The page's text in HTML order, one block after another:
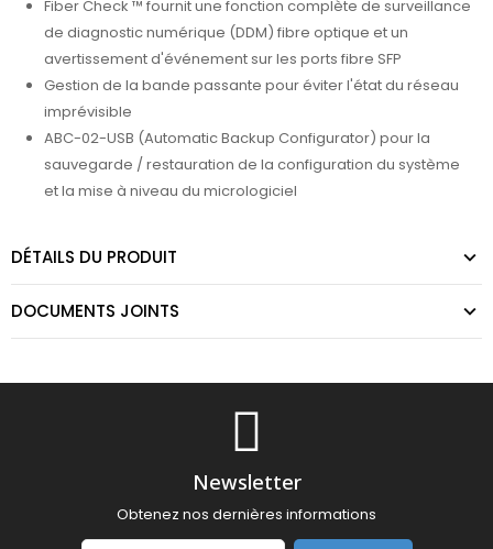
Fiber Check ™ fournit une fonction complète de surveillance
de diagnostic numérique (DDM) fibre optique et un
avertissement d'événement sur les ports fibre SFP
Gestion de la bande passante pour éviter l'état du réseau
imprévisible
ABC-02-USB (Automatic Backup Configurator) pour la
sauvegarde / restauration de la configuration du système
et la mise à niveau du micrologiciel
DÉTAILS DU PRODUIT
DOCUMENTS JOINTS
Newsletter
Obtenez nos dernières informations